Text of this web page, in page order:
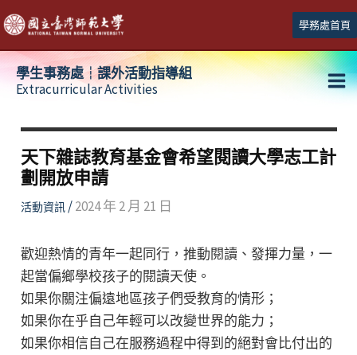
跳
至
主
學務處首頁
學生事務處┆課外活動指導組
Extracurricular Activities
天下雜誌教育基金會希望閱讀大學志工計
劃開放申請
活動資訊/2024 年 2 月 21 日
歡迎熱情的青年一起同行，推動閱讀、發揮力量，一
起當偏鄉學校孩子的閱讀天使。
如果你關注偏遠地區孩子們受教育的情形；
如果你在乎自己年輕可以改變世界的能力；
如果你相信自己在服務過程中得到的絕對會比付出的